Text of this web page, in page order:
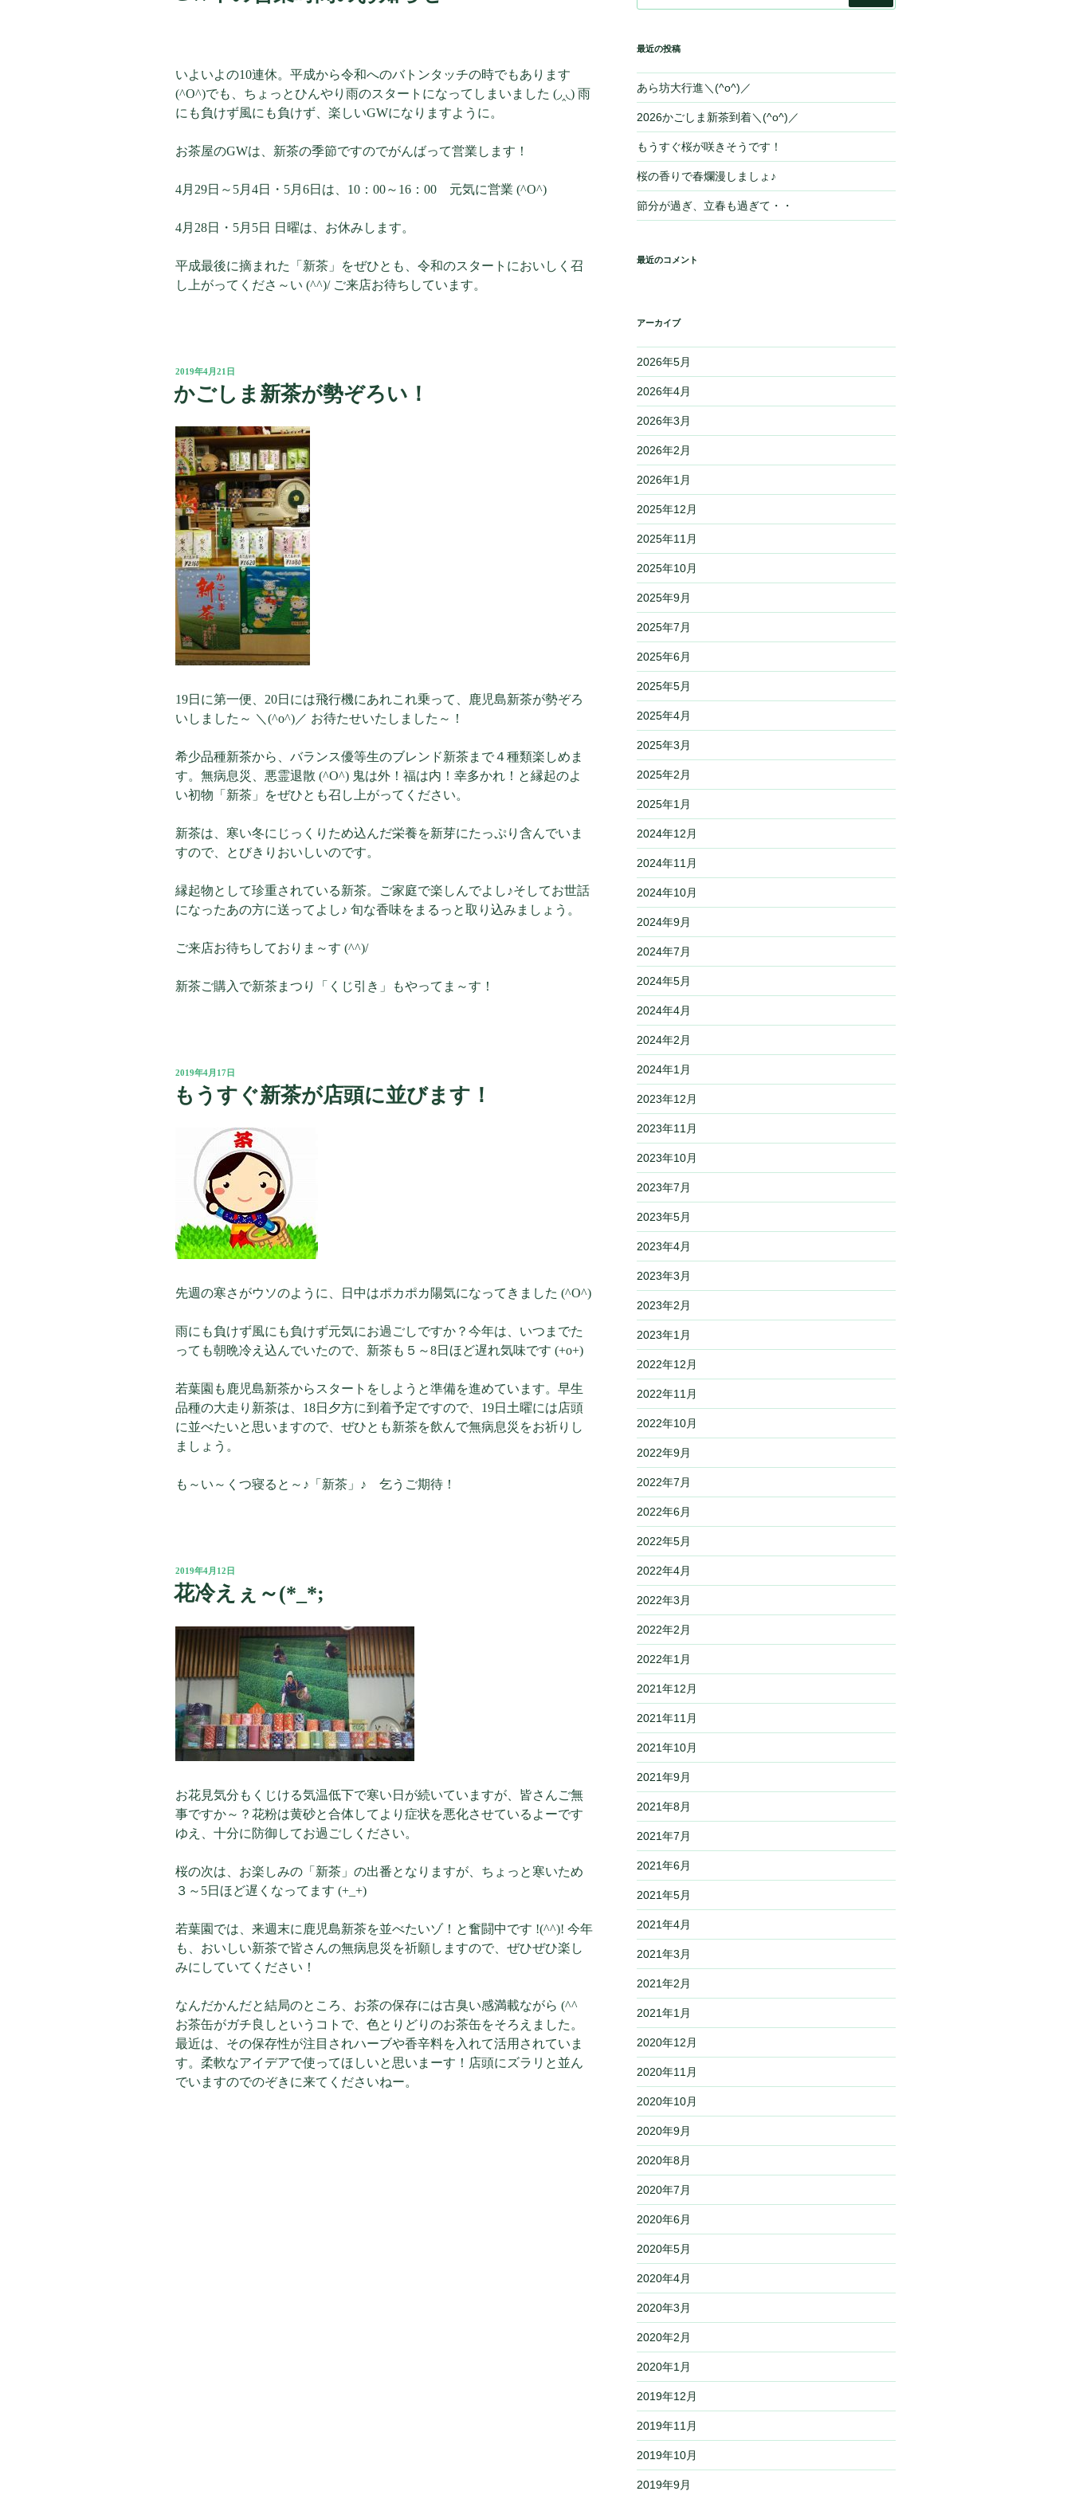
いよいよの10連休。平成から令和へのバトンタッチの時でもあります
(^O^)でも、ちょっとひんやり雨のスタートになってしまいました (◞‸◟) 雨
にも負けず風にも負けず、楽しいGWになりますように。
お茶屋のGWは、新茶の季節ですのでがんばって営業します！
4月29日～5月4日・5月6日は、10：00～16：00 元気に営業 (^O^)
4月28日・5月5日 日曜は、お休みします。
平成最後に摘まれた「新茶」をぜひとも、令和のスタートにおいしく召
し上がってくださ～い (^^)/ ご来店お待ちしています。
投
稿
日:
2019年4月21日
かごしま新茶が勢ぞろい！
19日に第一便、20日には飛行機にあれこれ乗って、鹿児島新茶が勢ぞろ
いしました～ ＼(^o^)／ お待たせいたしました～！
希少品種新茶から、バランス優等生のブレンド新茶まで４種類楽しめま
す。無病息災、悪霊退散 (^O^) 鬼は外！福は内！幸多かれ！と縁起のよ
い初物「新茶」をぜひとも召し上がってください。
新茶は、寒い冬にじっくりため込んだ栄養を新芽にたっぷり含んでいま
すので、とびきりおいしいのです。
縁起物として珍重されている新茶。ご家庭で楽しんでよし♪そしてお世話
になったあの方に送ってよし♪ 旬な香味をまるっと取り込みましょう。
ご来店お待ちしておりま～す (^^)/
新茶ご購入で新茶まつり「くじ引き」もやってま～す！
投
稿
日:
2019年4月17日
もうすぐ新茶が店頭に並びます！
先週の寒さがウソのように、日中はポカポカ陽気になってきました (^O^)
雨にも負けず風にも負けず元気にお過ごしですか？今年は、いつまでた
っても朝晩冷え込んでいたので、新茶も５～8日ほど遅れ気味です (+o+)
若葉園も鹿児島新茶からスタートをしようと準備を進めています。早生
品種の大走り新茶は、18日夕方に到着予定ですので、19日土曜には店頭
に並べたいと思いますので、ぜひとも新茶を飲んで無病息災をお祈りし
ましょう。
も～い～くつ寝ると～♪「新茶」♪ 乞うご期待！
投
稿
日:
2019年4月12日
花冷えぇ～(*_*;
お花見気分もくじける気温低下で寒い日が続いていますが、皆さんご無
事ですか～？花粉は黄砂と合体してより症状を悪化させているよーです
ゆえ、十分に防御してお過ごしください。
桜の次は、お楽しみの「新茶」の出番となりますが、ちょっと寒いため
３～5日ほど遅くなってます (+_+)
若葉園では、来週末に鹿児島新茶を並べたいゾ！と奮闘中です !(^^)! 今年
も、おいしい新茶で皆さんの無病息災を祈願しますので、ぜひぜひ楽し
みにしていてください！
なんだかんだと結局のところ、お茶の保存には古臭い感満載ながら (^^ゞ
お茶缶がガチ良しというコトで、色とりどりのお茶缶をそろえました。
最近は、その保存性が注目されハーブや香辛料を入れて活用されていま
す。柔軟なアイデアで使ってほしいと思いまーす！店頭にズラリと並ん
でいますのでのぞきに来てくださいねー。
索
最近の投稿
あら坊大行進＼(^o^)／
2026かごしま新茶到着＼(^o^)／
もうすぐ桜が咲きそうです！
桜の香りで春爛漫しましょ♪
節分が過ぎ、立春も過ぎて・・
最近のコメント
アーカイブ
2026年5月
2026年4月
2026年3月
2026年2月
2026年1月
2025年12月
2025年11月
2025年10月
2025年9月
2025年7月
2025年6月
2025年5月
2025年4月
2025年3月
2025年2月
2025年1月
2024年12月
2024年11月
2024年10月
2024年9月
2024年7月
2024年5月
2024年4月
2024年2月
2024年1月
2023年12月
2023年11月
2023年10月
2023年7月
2023年5月
2023年4月
2023年3月
2023年2月
2023年1月
2022年12月
2022年11月
2022年10月
2022年9月
2022年7月
2022年6月
2022年5月
2022年4月
2022年3月
2022年2月
2022年1月
2021年12月
2021年11月
2021年10月
2021年9月
2021年8月
2021年7月
2021年6月
2021年5月
2021年4月
2021年3月
2021年2月
2021年1月
2020年12月
2020年11月
2020年10月
2020年9月
2020年8月
2020年7月
2020年6月
2020年5月
2020年4月
2020年3月
2020年2月
2020年1月
2019年12月
2019年11月
2019年10月
2019年9月